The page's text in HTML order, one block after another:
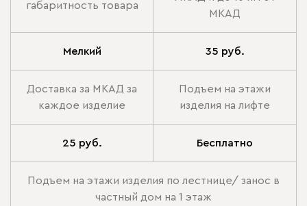
габаритность товара
МКАД
Мелкий 35 руб.
Доставка за МКАД за
каждое изделие
Подъем на этажи
изделия на лифте
25 руб. Бесплатно
Подъем на этажи изделия по лестнице/ занос в
частный дом на 1 этаж